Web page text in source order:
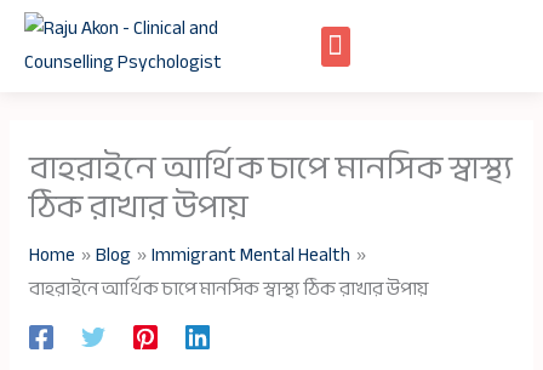
Skip
বাহরাইনে আর্থিক চাপে মানসিক স্বাস্থ্য
ঠিক রাখার উপায়
Home Blog
Immigrant Mental Health
বাহরাইনে আর্থিক চাপে মানসিক স্বাস্থ্য ঠিক রাখার উপায়